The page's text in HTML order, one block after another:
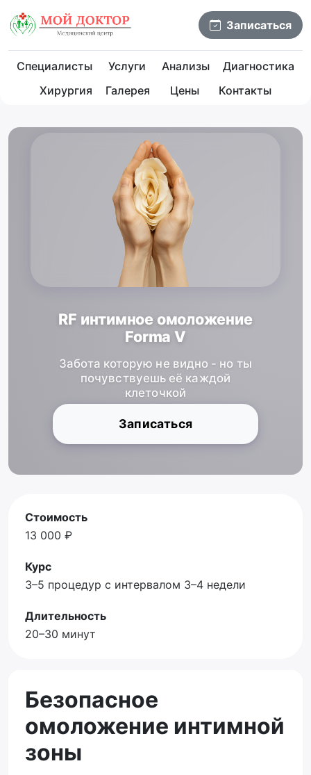
Записаться
Специалисты Услуги Анализы
Диагностика
Хирургия
Галерея Цены Контакты
RF интимное омоложение
Forma V
Забота которую не видно - но ты
почувствуешь её каждой
клеточкой
Записаться
Стоимость
13 000 ₽
Курс
3–5 процедур с интервалом 3–4 недели
Длительность
20–30 минут
Безопасное
омоложение интимной
зоны